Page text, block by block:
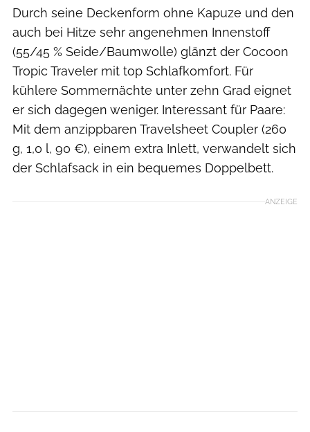
Durch seine Deckenform ohne Kapuze und den
auch bei Hitze sehr angenehmen Innenstoff
(55/45 % Seide/Baumwolle) glänzt der Cocoon
Tropic Traveler mit top Schlafkomfort. Für
kühlere Sommernächte unter zehn Grad eignet
er sich dagegen weniger. Interessant für Paare:
Mit dem anzippbaren Travelsheet Coupler (260
g, 1,0 l, 90 €), einem extra Inlett, verwandelt sich
der Schlafsack in ein bequemes Doppelbett.
ANZEIGE